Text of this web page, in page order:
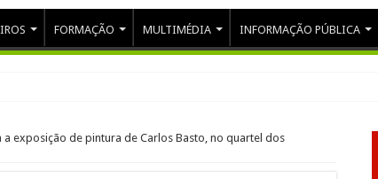
FORMAÇÃO MULTIMÉDIA INFORMAÇÃO PÚBLICA
a exposição de pintura de Carlos Basto, no quartel dos